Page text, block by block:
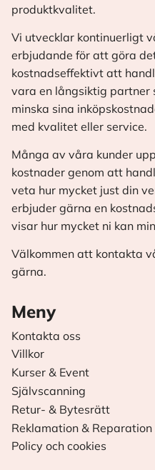
produktkvalitet.
Vi utvecklar kontinuerligt
erbjudande för att göra
kostnadseffektivt att
vara en långsiktig partner
minska sina
med kvalitet eller service.
Många av våra kunder
kostnader genom att
veta hur mycket just din
erbjuder gärna en
visar hur mycket ni kan
Välkommen att kontakta
gärna.
Meny
Kontakta oss
Villkor
Kurser & Event
Självscanning
Retur- & Bytesrätt
Reklamation & Reparation
Policy och cookies